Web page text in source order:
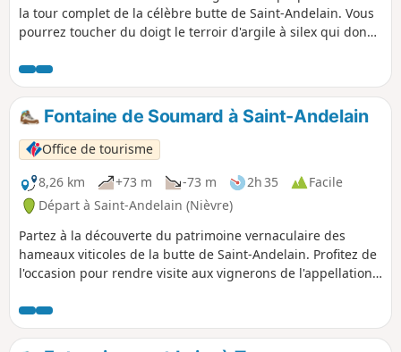
la tour complet de la célèbre butte de Saint-Andelain. Vous
pourrez toucher du doigt le terroir d'argile à silex qui donne
Fumé. Ne manquez pas au départ ou à l'arrivée de votre
balade d'aller admirer la vue au sommet de l'ancien château
d'eau converti en belvédère.
Fontaine de Soumard à Saint-Andelain
Office de tourisme
8,26 km
+73 m -73 m 2h 35
Facile
Départ à Saint-Andelain (Nièvre)
Partez à la découverte du patrimoine vernaculaire des
hameaux viticoles de la butte de Saint-Andelain. Profitez de
l'occasion pour rendre visite aux vignerons de l'appellation
l'ancien château d'eau converti en belvédère pour voir tout
le chemin parcouru et admirer la vue sur les vignes et la
Loire.